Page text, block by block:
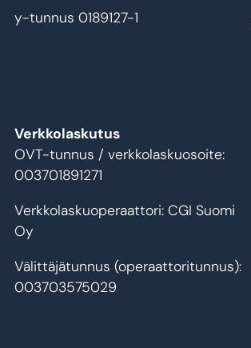
y-tunnus 0189127-1
Verkkolaskutus
OVT-tunnus / verkkolaskuosoite:
003701891271
Verkkolaskuoperaattori: CGI Suomi
Oy
Välittäjätunnus (operaattoritunnus):
003703575029